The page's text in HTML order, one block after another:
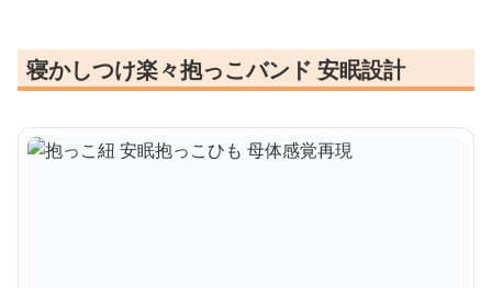
寝かしつけ楽々抱っこバンド 安眠設計